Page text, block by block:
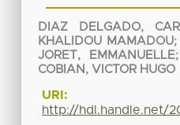
DIAZ DELGADO,
KHALIDOU MAMADOU;
JORET, EMMANUELLE
COBIAN, VICTOR HUGO
URI:
http://hdl.handle.net/